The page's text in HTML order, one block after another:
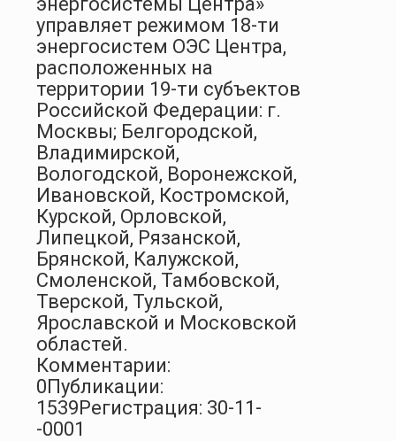
управляет режимом 18-ти
энергосистем ОЭС Центра,
расположенных на
территории 19-ти субъектов
Российской Федерации: г.
Москвы; Белгородской,
Владимирской,
Вологодской, Воронежской,
Ивановской, Костромской,
Курской, Орловской,
Липецкой, Рязанской,
Брянской, Калужской,
Смоленской, Тамбовской,
Тверской, Тульской,
Ярославской и Московской
областей.
Комментарии:
0Публикации:
1539Регистрация: 30-11-
-0001